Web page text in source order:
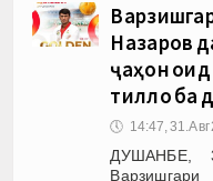
Назаров
ҷаҳон
тилло ба
🕔 14:47,
ДУШАНБЕ,